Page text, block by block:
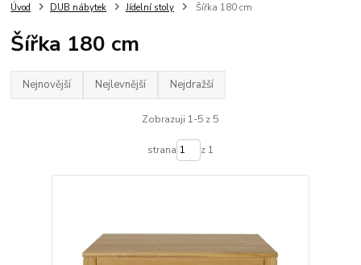
Úvod DUB nábytek Jídelní stoly Šířka 180 cm
Šířka 180 cm
Nejnovější Nejlevnější Nejdražší
Zobrazuji 1-5 z 5
strana z 1